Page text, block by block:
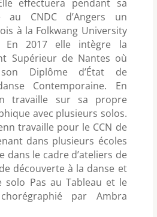
effectuera pendant sa
au CNDC d’Angers un
à la Folkwang University
2017 elle intègre la
Supérieur de Nantes où
Diplôme d’État de
Contemporaine. En
travaille sur sa propre
avec plusieurs solos.
travaille pour le CCN de
dans plusieurs écoles
dans le cadre d’ateliers de
découverte à la danse et
Pas au Tableau et le
par Ambra